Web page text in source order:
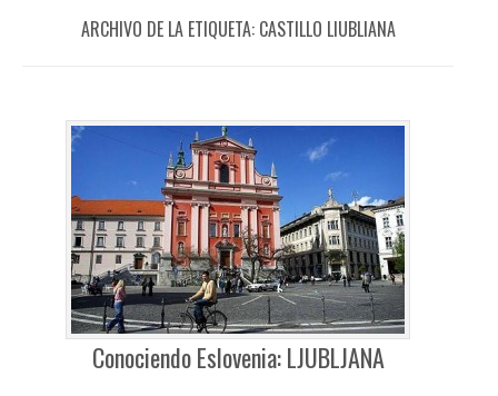
ARCHIVO DE LA ETIQUETA: CASTILLO LIUBLIANA
Conociendo Eslovenia: LJUBLJANA